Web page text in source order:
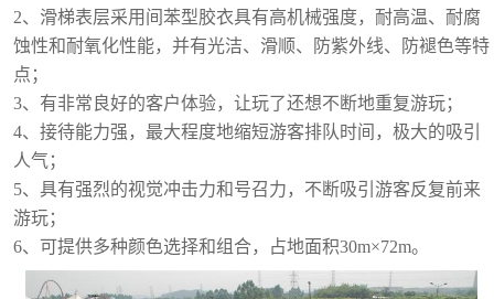
2、 滑梯表层采用间苯型胶衣具有高机械强度，耐高温、耐腐
蚀性和耐氧化性能，并有光洁、滑顺、防紫外线、防褪色等特
点；
3、 有非常良好的客户体验，让玩了还想不断地重复游玩；
4、 接待能力强，最大程度地缩短游客排队时间，极大的吸引
人气；
5、 具有强烈的视觉冲击力和号召力，不断吸引游客反复前来
游玩；
6、 可提供多种颜色选择和组合，占地面积30m×72m。